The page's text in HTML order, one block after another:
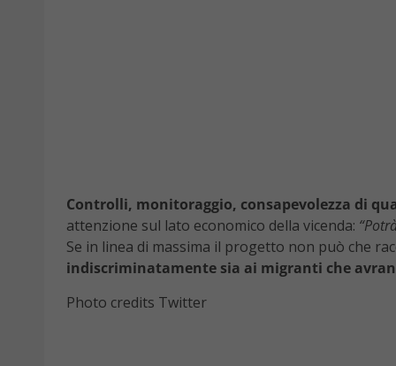
Controlli, monitoraggio, consapevolezza di
attenzione sul lato economico della vicenda:
Se in linea di massima il progetto non può che
indiscriminatamente sia ai migranti che
Photo credits Twitter